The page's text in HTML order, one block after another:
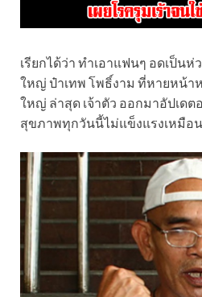
เรียกได้ว่า ทำเอาแฟนๆ อดเป็น
ใหญ่ ป๋าเทพ โพธิ์งาม ที่หายหน้า
ใหญ่ ล่าสุด เจ้าตัว ออกมาอัปเดต
สุขภาพทุกวันนี้ไม่แข็งแรงเหมือ